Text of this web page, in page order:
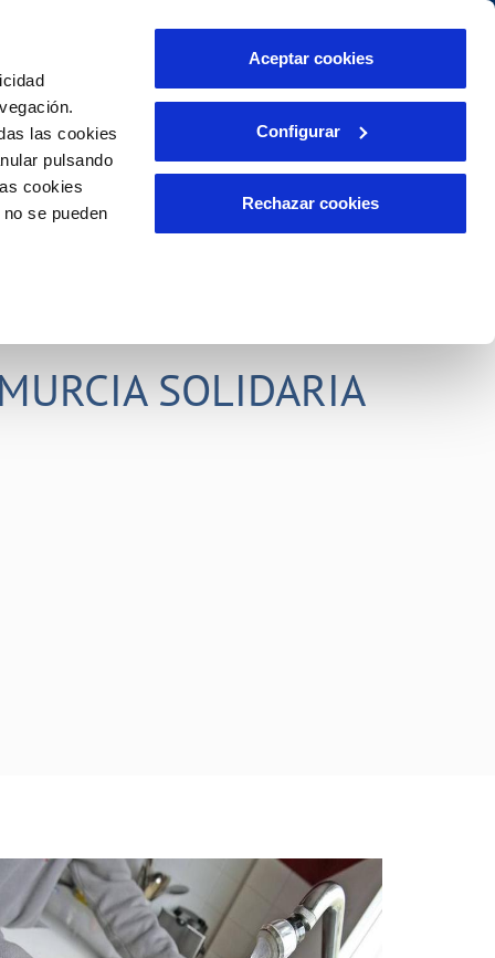
las cookies
pulsando
cookies
se pueden
Aceptar cookies
Configurar
Rechazar cookies
INCIDENCIAS
Comunica anomalías o posibles
PORTAL DE TRANSPARENCIA
Área de clientes
SOLIDARIA